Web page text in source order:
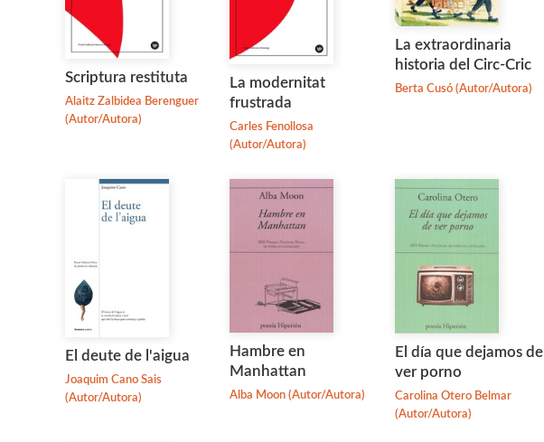
Scriptura restituta
Alaitz Zalbidea Berenguer
(Autor/Autora)
La modernitat
frustrada
Carles Fenollosa
(Autor/Autora)
La extraordinaria
historia del Circ-Cric
Berta Cusó (Autor/Autora)
El deute de l'aigua
Joaquim Cano Sais
(Autor/Autora)
Hambre en
Manhattan
Alba Moon (Autor/Autora)
El día que dejamos de
ver porno
Carolina Otero Belmar
(Autor/Autora)